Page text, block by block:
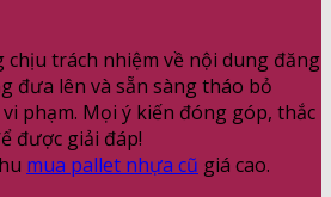
trách nhiệm về nội dung đăng
đưa lên và sẵn sàng tháo bỏ
phạm. Mọi ý kiến đóng góp, thắc
được giải đáp!
mua pallet nhựa cũ giá cao.